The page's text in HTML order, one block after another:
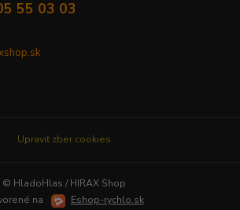
55 03 03
Upraviť zber cookies
© HladoHlas / HIRAX Shop
na
Eshop-rychlo.sk